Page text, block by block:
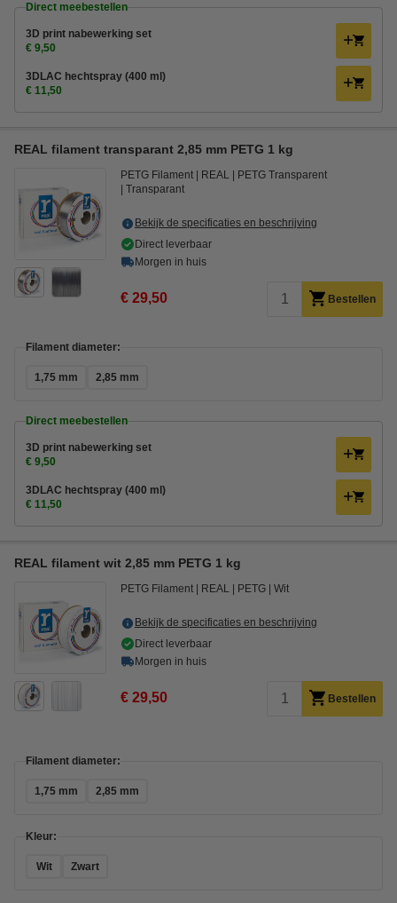
Direct meebestellen
3D print nabewerking set
€ 9,50
3DLAC hechtspray (400 ml)
€ 11,50
REAL filament transparant 2,85 mm PETG 1 kg
PETG Filament REAL
PETG Transparent
Transparant
Bekijk de specificaties en beschrijving
Direct leverbaar
Morgen in huis
€ 29,50 Bestellen
Filament diameter:
1,75 mm 2,85 mm
Direct meebestellen
3D print nabewerking set
€ 9,50
3DLAC hechtspray (400 ml)
€ 11,50
REAL filament wit 2,85 mm PETG 1 kg
PETG Filament REAL PETG Wit
Bekijk de specificaties en beschrijving
Direct leverbaar
Morgen in huis
€ 29,50 Bestellen
Filament diameter:
1,75 mm 2,85 mm
Kleur:
Wit Zwart